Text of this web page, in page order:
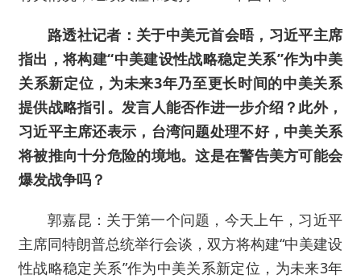
路透社记者：关于中美元首会晤，习近平主席
指出，将构建“中美建设性战略稳定关系”作为中美
关系新定位，为未来3年乃至更长时间的中美关系
提供战略指引。发言人能否作进一步介绍？此外，
习近平主席还表示，台湾问题处理不好，中美关系
将被推向十分危险的境地。这是在警告美方可能会
爆发战争吗？
郭嘉昆：关于第一个问题，今天上午，习近平
主席同特朗普总统举行会谈，双方将构建“中美建设
性战略稳定关系”作为中美关系新定位，为未来3年